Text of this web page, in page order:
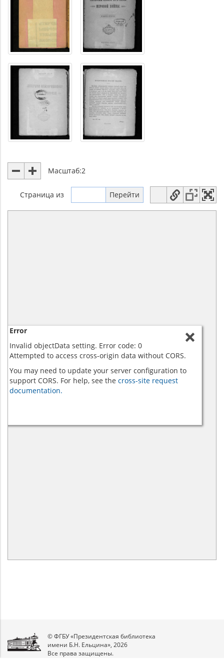
Масштаб:2
Страница из
Error
Invalid objectData setting. Error code: 0
Attempted to access cross-origin data without CORS.
You may need to update your server configuration to
support CORS. For help, see the cross-site request
documentation.
© ФГБУ «Президентская библиотека
имени Б.Н. Ельцина», 2026
Все права защищены.